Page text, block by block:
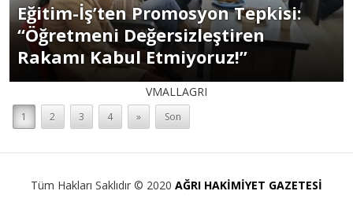
Eğitim-İş’ten Promosyon Tepkisi:
“Öğretmeni Değersizleştiren
Rakamı Kabul Etmiyoruz!”
VMALLAGRI
1 2 3 4 » Son
Tüm Hakları Saklıdır © 2020 AĞRI HAKİMİYET GAZETESİ